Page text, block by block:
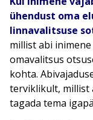
ühendust oma
linnavalitsuse
millist abi
omavalitsus
kohta.
terviklikult, millist
tagada tema